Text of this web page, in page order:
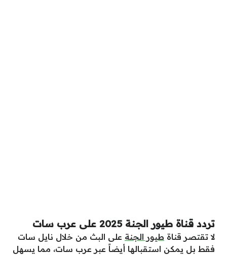
تردد قناة طيور الجنة 2025 على عرب سات
لا تقتصر قناة طيور الجنة على البث من خلال نايل سات
فقط بل يمكن استقبالها أيضاً عبر عرب سات، مما يسهل